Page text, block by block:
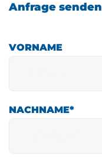
Anfrage senden
VORNAME
NACHNAME*